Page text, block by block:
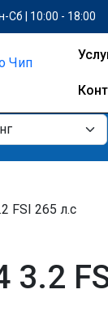
Сб | 10:00 - 18:00
FSI 265 л.с
3.2